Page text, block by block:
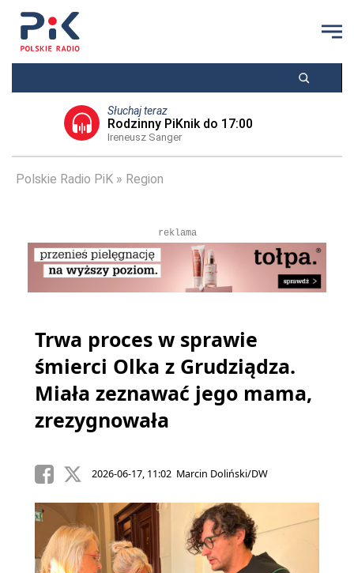
Słuchaj teraz
Rodzinny PiKnik do 17:00
Ireneusz Sanger
Polskie Radio PiK Region
reklama
Trwa proces w sprawie
śmierci Olka z Grudziądza.
Miała zeznawać jego mama,
zrezygnowała
2026-06-17, 11:02 Marcin Doliński/DW